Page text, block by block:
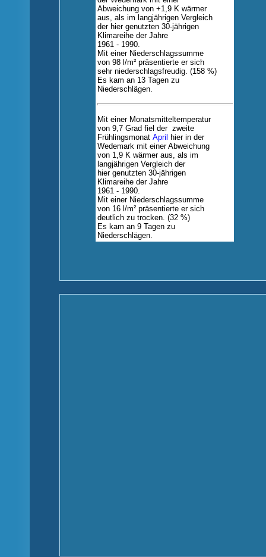
Abweichung von +1,9 K wärmer
aus, als im langjährigen Vergleich
der hier genutzten 30-jährigen
Klimareihe derJahre
1961 - 1990.
Mit einer Niederschlagssumme
von 98 l/m² präsentierte er sich
sehr niederschlagsfreudig. (158 %)
Es kam an 13 Tagen zu
Niederschlägen.
Mit einer Monatsmitteltemperatur
von 9,7 Grad fiel der zweite
Frühlingsmonat April
hier in der
Wedemark mit einerAbweichung
von 1,9 K wärmer aus, als im
langjährigen Vergleich der
hier genutzten 30-jährigen
Klimareihe derJahre
1961 - 1990.
Mit einer Niederschlagssumme
von 16 l/m² präsentierte er sich
deutlich zu trocken. (32 %)
Es kam an 9 Tagen zu
Niederschlägen.